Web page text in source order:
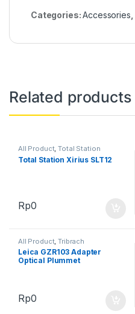
Categories:Accessories
Related products
All Product,Total Station
Total Station Xirius SLT12
Rp0
All Product,Tribrach
Leica GZR103 Adapter
Optical Plummet
Rp0